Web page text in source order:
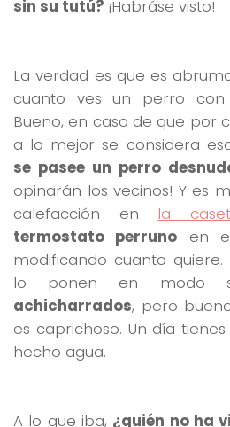
sin su tutú? ¡Habráse visto!
La verdad es que es
cuanto ves un perro
Bueno, en caso de que por
a lo mejor se considera
se pasee un perro
opinarán los vecinos! Y es
calefacción en la
termostato perruno en
modificando cuanto
lo ponen en modo
achicharrados, pero
es caprichoso. Un día
hecho agua.
A lo que iba, ¿quién no ha